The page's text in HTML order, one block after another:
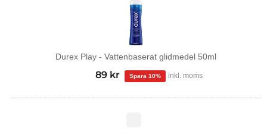
Vattenbaserat
glidmedel
50ml
Durex Play - Vattenbaserat glidmedel 50ml
Det
priset
89 kr
Det
priset
inkl. moms